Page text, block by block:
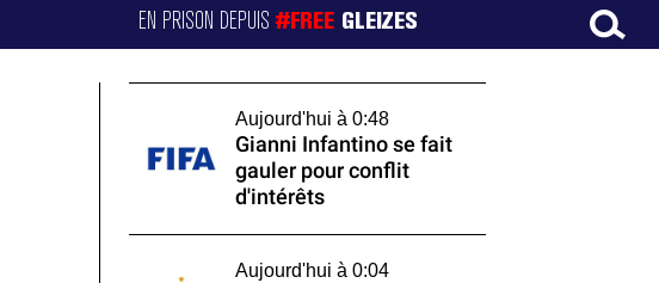
EN PRISON DEPUIS#FREE GLEIZES
Aujourd'hui à 0:48
Gianni Infantino se fait
gauler pour conflit
d'intérêts
Aujourd'hui à 0:04